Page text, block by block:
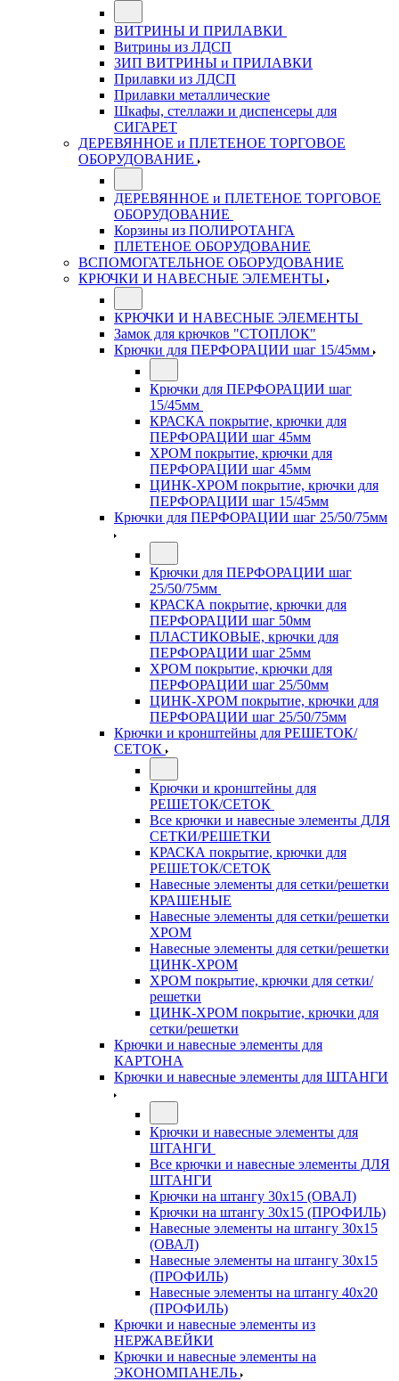
ВИТРИНЫ И ПРИЛАВКИ
Витрины из ЛДСП
ЗИП ВИТРИНЫ и ПРИЛАВКИ
Прилавки из ЛДСП
Прилавки металлические
Шкафы, стеллажи и диспенсеры для
СИГАРЕТ
ДЕРЕВЯННОЕ и ПЛЕТЕНОЕ ТОРГОВОЕ
ОБОРУДОВАНИЕ
ДЕРЕВЯННОЕ и ПЛЕТЕНОЕ ТОРГОВОЕ
ОБОРУДОВАНИЕ
Корзины из ПОЛИРОТАНГА
ПЛЕТЕНОЕ ОБОРУДОВАНИЕ
ВСПОМОГАТЕЛЬНОЕ ОБОРУДОВАНИЕ
КРЮЧКИ И НАВЕСНЫЕ ЭЛЕМЕНТЫ
КРЮЧКИ И НАВЕСНЫЕ ЭЛЕМЕНТЫ
Замок для крючков "СТОПЛОК"
Крючки для ПЕРФОРАЦИИ шаг 15/45мм
Крючки для ПЕРФОРАЦИИ шаг
15/45мм
КРАСКА покрытие, крючки для
ПЕРФОРАЦИИ шаг 45мм
ХРОМ покрытие, крючки для
ПЕРФОРАЦИИ шаг 45мм
ЦИНК-ХРОМ покрытие, крючки для
ПЕРФОРАЦИИ шаг 15/45мм
Крючки для ПЕРФОРАЦИИ шаг 25/50/75мм
Крючки для ПЕРФОРАЦИИ шаг
25/50/75мм
КРАСКА покрытие, крючки для
ПЕРФОРАЦИИ шаг 50мм
ПЛАСТИКОВЫЕ, крючки для
ПЕРФОРАЦИИ шаг 25мм
ХРОМ покрытие, крючки для
ПЕРФОРАЦИИ шаг 25/50мм
ЦИНК-ХРОМ покрытие, крючки для
ПЕРФОРАЦИИ шаг 25/50/75мм
Крючки и кронштейны для РЕШЕТОК/
СЕТОК
Крючки и кронштейны для
РЕШЕТОК/СЕТОК
Все крючки и навесные элементы ДЛЯ
СЕТКИ/РЕШЕТКИ
КРАСКА покрытие, крючки для
РЕШЕТОК/СЕТОК
Навесные элементы для сетки/решетки
КРАШЕНЫЕ
Навесные элементы для сетки/решетки
ХРОМ
Навесные элементы для сетки/решетки
ЦИНК-ХРОМ
ХРОМ покрытие, крючки для сетки/
решетки
ЦИНК-ХРОМ покрытие, крючки для
сетки/решетки
Крючки и навесные элементы для
КАРТОНА
Крючки и навесные элементы для ШТАНГИ
Крючки и навесные элементы для
ШТАНГИ
Все крючки и навесные элементы ДЛЯ
ШТАНГИ
Крючки на штангу 30х15 (ОВАЛ)
Крючки на штангу 30х15 (ПРОФИЛЬ)
Навесные элементы на штангу 30х15
(ОВАЛ)
Навесные элементы на штангу 30х15
(ПРОФИЛЬ)
Навесные элементы на штангу 40х20
(ПРОФИЛЬ)
Крючки и навесные элементы из
НЕРЖАВЕЙКИ
Крючки и навесные элементы на
ЭКОНОМПАНЕЛЬ